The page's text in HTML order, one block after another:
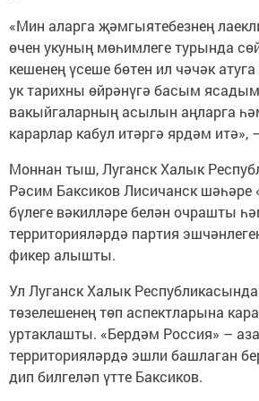
«Мин аларга җәмгыятебезнең
өчен укуның мөһимлеге турында
кешенең үсеше бөтен ил чәчәк
ук тарихны өйрәнүгә басым
вакыйгаларның асылын аңларга
карарлар кабул итәргә ярдәм итә»,
Моннан тыш, Луганск Халык
Рәсим Баксиков Лисичанск шәһәре
бүлеге вәкилләре белән очрашты
территорияләрдә партия
фикер алышты.
Ул Луганск Халык
төзелешенең төп аспектларына
уртаклашты. «Бердәм Россия» –
территорияләрдә эшли башлаган
дип билгеләп үтте Баксиков.